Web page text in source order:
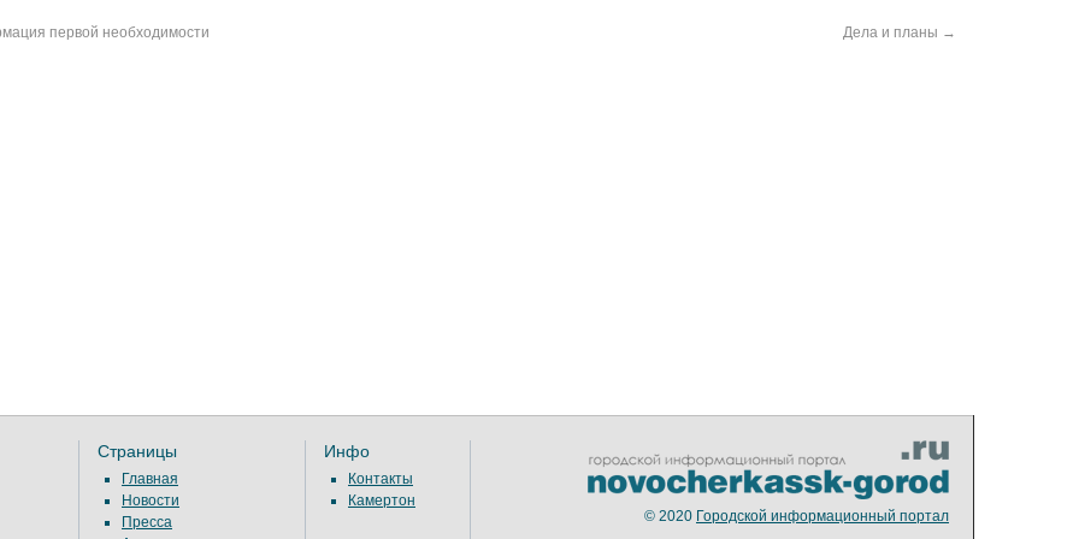
первой необходимости Дела и планы →
Страницы
Главная
Новости
Пресса
Инфо
Контакты
Камертон
© 2020 Городской информационный портал